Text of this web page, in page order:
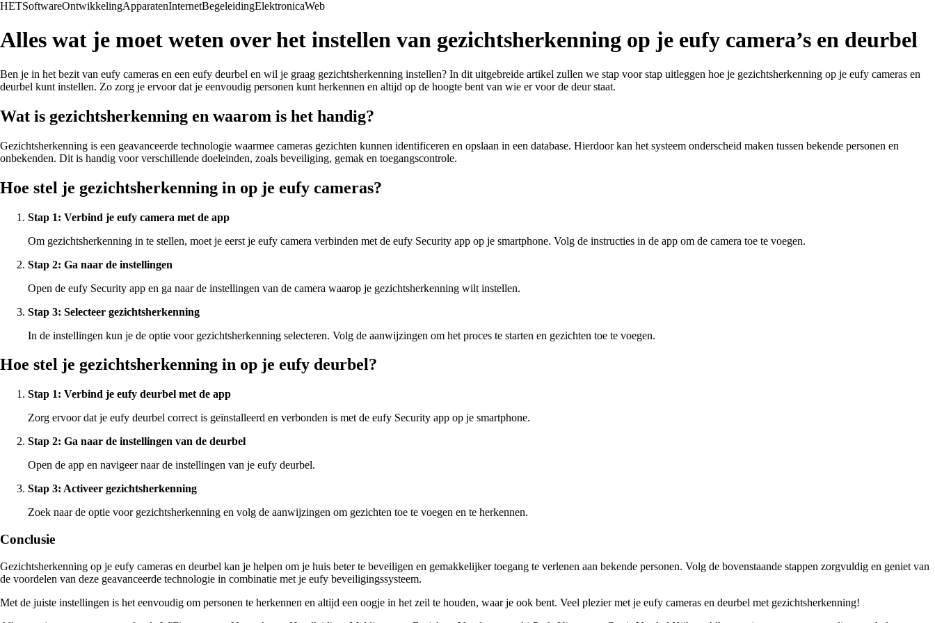
HETSoftwareOntwikkelingApparatenInternetBegeleidingElektronicaWeb
Alles wat je moet weten over het instellen van gezichtsherkenning op je eufy camera’s en deurbel
Ben je in het bezit van eufy cameras en een eufy deurbel en wil je graag gezichtsherkenning instellen? In dit uitgebreide artikel zullen we stap voor stap uitleggen hoe je gezichtsherkenning op je eufy cameras en
deurbel kunt instellen. Zo zorg je ervoor dat je eenvoudig personen kunt herkennen en altijd op de hoogte bent van wie er voor de deur staat.
Wat is gezichtsherkenning en waarom is het handig?
Gezichtsherkenning is een geavanceerde technologie waarmee cameras gezichten kunnen identificeren en opslaan in een database. Hierdoor kan het systeem onderscheid maken tussen bekende personen en
onbekenden. Dit is handig voor verschillende doeleinden, zoals beveiliging, gemak en toegangscontrole.
Hoe stel je gezichtsherkenning in op je eufy cameras?
Stap 1: Verbind je eufy camera met de app
Om gezichtsherkenning in te stellen, moet je eerst je eufy camera verbinden met de eufy Security app op je smartphone. Volg de instructies in de app om de camera toe te voegen.
Stap 2: Ga naar de instellingen
Open de eufy Security app en ga naar de instellingen van de camera waarop je gezichtsherkenning wilt instellen.
Stap 3: Selecteer gezichtsherkenning
In de instellingen kun je de optie voor gezichtsherkenning selecteren. Volg de aanwijzingen om het proces te starten en gezichten toe te voegen.
Hoe stel je gezichtsherkenning in op je eufy deurbel?
Stap 1: Verbind je eufy deurbel met de app
Zorg ervoor dat je eufy deurbel correct is geïnstalleerd en verbonden is met de eufy Security app op je smartphone.
Stap 2: Ga naar de instellingen van de deurbel
Open de app en navigeer naar de instellingen van je eufy deurbel.
Stap 3: Activeer gezichtsherkenning
Zoek naar de optie voor gezichtsherkenning en volg de aanwijzingen om gezichten toe te voegen en te herkennen.
Conclusie
Gezichtsherkenning op je eufy cameras en deurbel kan je helpen om je huis beter te beveiligen en gemakkelijker toegang te verlenen aan bekende personen. Volg de bovenstaande stappen zorgvuldig en geniet van
de voordelen van deze geavanceerde technologie in combinatie met je eufy beveiligingssysteem.
Met de juiste instellingen is het eenvoudig om personen te herkennen en altijd een oogje in het zeil te houden, waar je ook bent. Veel plezier met je eufy cameras en deurbel met gezichtsherkenning!